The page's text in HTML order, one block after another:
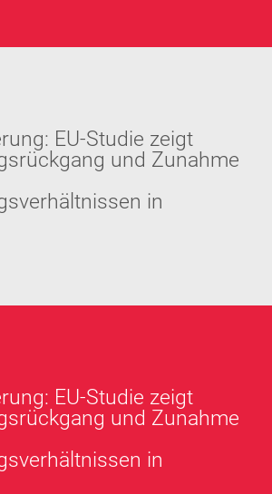
EU-Studie zeigt
und Zunahme
in
EU-Studie zeigt
und Zunahme
in